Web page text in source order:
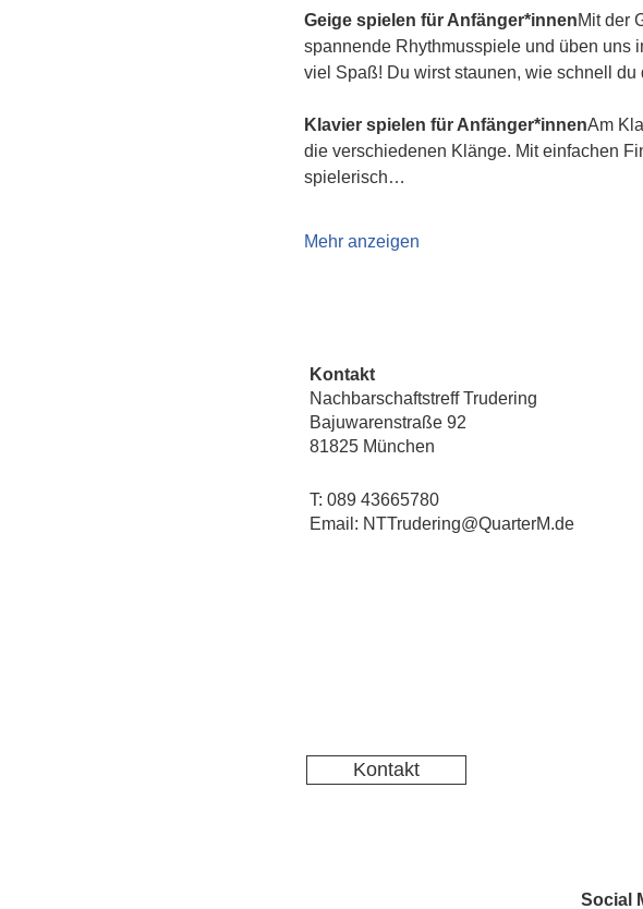
Geige spielen für Anfänger*innenMit der
spannende Rhythmusspiele und üben uns
viel Spaß! Du wirst staunen, wie schnell
Klavier spielen für Anfänger*innenAm
die verschiedenen Klänge. Mit einfachen
spielerisch…
Mehr anzeigen
Kontakt
Nachbarschaftstreff Trudering
Bajuwarenstraße 92
81825 München
T: 089 43665780
Email: NTTrudering@QuarterM.de
Kontakt
Social